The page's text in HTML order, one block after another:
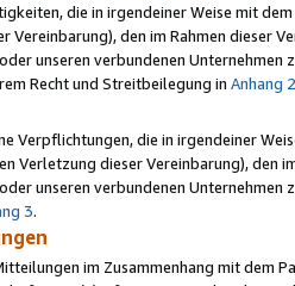
die in irgendeiner Weise mit
Vereinbarung), den im Rahmen dieser
unseren verbundenen
Recht und Streitbeilegung in Anhang 2
Verpflichtungen, die in irgendeiner
Verletzung dieser Vereinbarung), den
unseren verbundenen
3.
im Zusammenhang mit dem